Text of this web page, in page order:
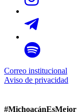
Correo institucional
Aviso de privacidad
#MichoacánEsMejor